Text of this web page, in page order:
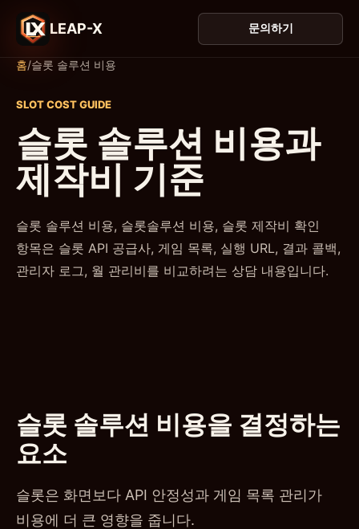
LEAP-X 문의하기
홈/슬롯 솔루션 비용
SLOT COST GUIDE
슬롯 솔루션 비용과
제작비 기준
슬롯 솔루션 비용, 슬롯솔루션 비용, 슬롯 제작비 확인
항목은 슬롯 API 공급사, 게임 목록, 실행 URL, 결과 콜백,
관리자 로그, 월 관리비를 비교하려는 상담 내용입니다.
슬롯 솔루션 비용을 결정하는
요소
슬롯은 화면보다 API 안정성과 게임 목록 관리가
비용에 더 큰 영향을 줍니다.